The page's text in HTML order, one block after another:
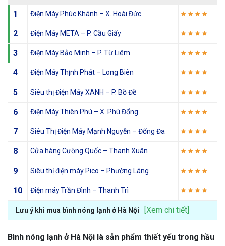
1 Điện Máy Phúc Khánh – X. Hoài Đức
2 Điện Máy META – P. Cầu Giấy
3 Điện Máy Bảo Minh – P. Từ Liêm
4 Điện Máy Thịnh Phát – Long Biên
5 Siêu thị Điện Máy XANH – P. Bồ Đề
6 Điện Máy Thiên Phú – X. Phù Đổng
7 Siêu Thị Điện Máy Mạnh Nguyễn – Đống Đa
8 Cửa hàng Cường Quốc – Thanh Xuân
9 Siêu thị điện máy Pico – Phường Láng
10 Điện máy Trần Đình – Thanh Trì
Lưu ý khi mua bình nóng lạnh ở Hà Nội [Xem chi tiết]
Bình nóng lạnh ở Hà Nội là sản phẩm thiết yếu trong hầu